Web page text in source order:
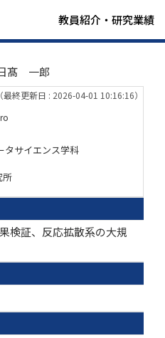
教員紹介・研究業績
髙 一郎
（最終更新日 : 2026-04-01 10:16:16）
タサイエンス学科
所
検証、反応拡散系の大規